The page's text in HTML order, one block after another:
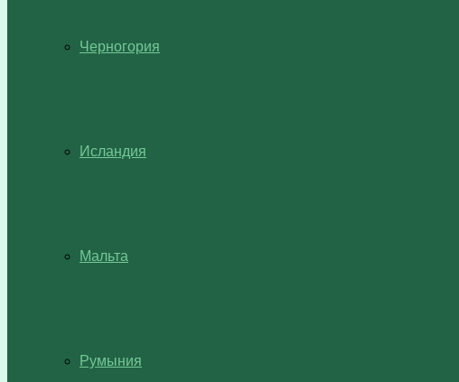
Черногория
Исландия
Мальта
Румыния